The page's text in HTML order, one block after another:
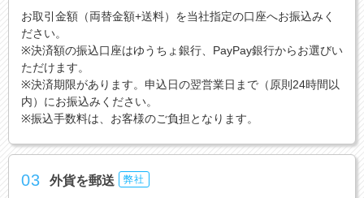
お取引金額（両替金額+送料）を当社指定の口座へお振込みく
ださい。
※決済額の振込口座はゆうちょ銀行、PayPay銀行からお選びい
ただけます。
※決済期限があります。申込日の翌営業日まで（原則24時間以
内）にお振込みください。
※振込手数料は、お客様のご負担となります。
03 外貨を郵送 弊社